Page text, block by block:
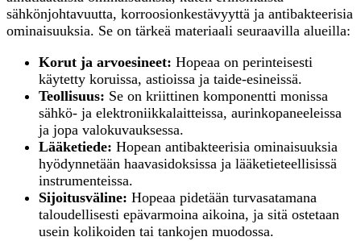
sähkönjohtavuutta, korroosionkestävyyttä ja antibakteerisia
ominaisuuksia. Se on tärkeä materiaali seuraavilla alueilla:
Korut ja arvoesineet: Hopeaa on perinteisesti
käytetty koruissa, astioissa ja taide-esineissä.
Teollisuus: Se on kriittinen komponentti monissa
sähkö- ja elektroniikkalaitteissa, aurinkopaneeleissa
ja jopa valokuvauksessa.
Lääketiede: Hopean antibakteerisia ominaisuuksia
hyödynnetään haavasidoksissa ja lääketieteellisissä
instrumenteissa.
Sijoitusväline: Hopeaa pidetään turvasatamana
taloudellisesti epävarmoina aikoina, ja sitä ostetaan
usein kolikoiden tai tankojen muodossa.